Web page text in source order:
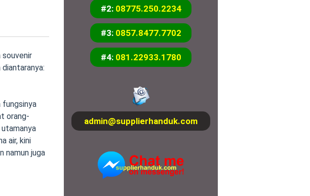
souvenir
fungsinya
orang-
air, kini
namun juga
#2: 08775.250.2234
#3: 0857.8477.7702
#4: 081.22933.1780
admin@supplierhanduk.com